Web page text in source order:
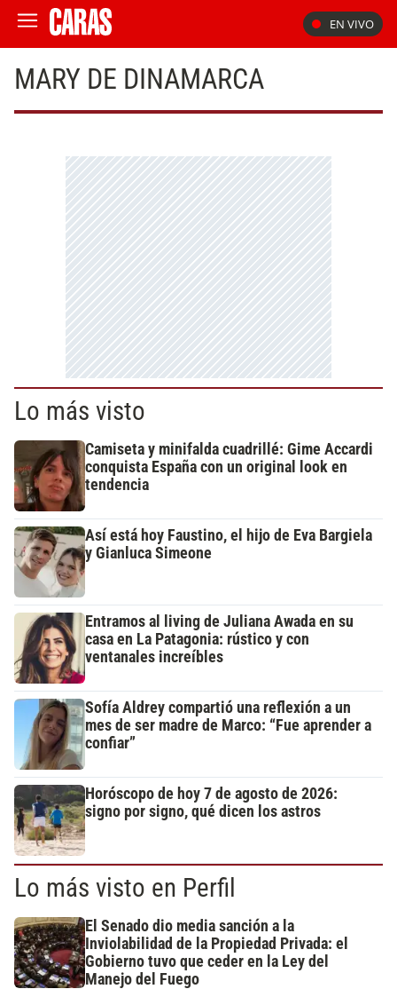
EN VIVO
MARY DE DINAMARCA
Lo más visto
Camiseta y minifalda cuadrillé: Gime Accardi
conquista España con un original look en
tendencia
Así está hoy Faustino, el hijo de Eva Bargiela
y Gianluca Simeone
Entramos al living de Juliana Awada en su
casa en La Patagonia: rústico y con
ventanales increíbles
Sofía Aldrey compartió una reflexión a un
mes de ser madre de Marco: “Fue aprender a
confiar”
Horóscopo de hoy 7 de agosto de 2026:
signo por signo, qué dicen los astros
Lo más visto en Perfil
El Senado dio media sanción a la
Inviolabilidad de la Propiedad Privada: el
Gobierno tuvo que ceder en la Ley del
Manejo del Fuego